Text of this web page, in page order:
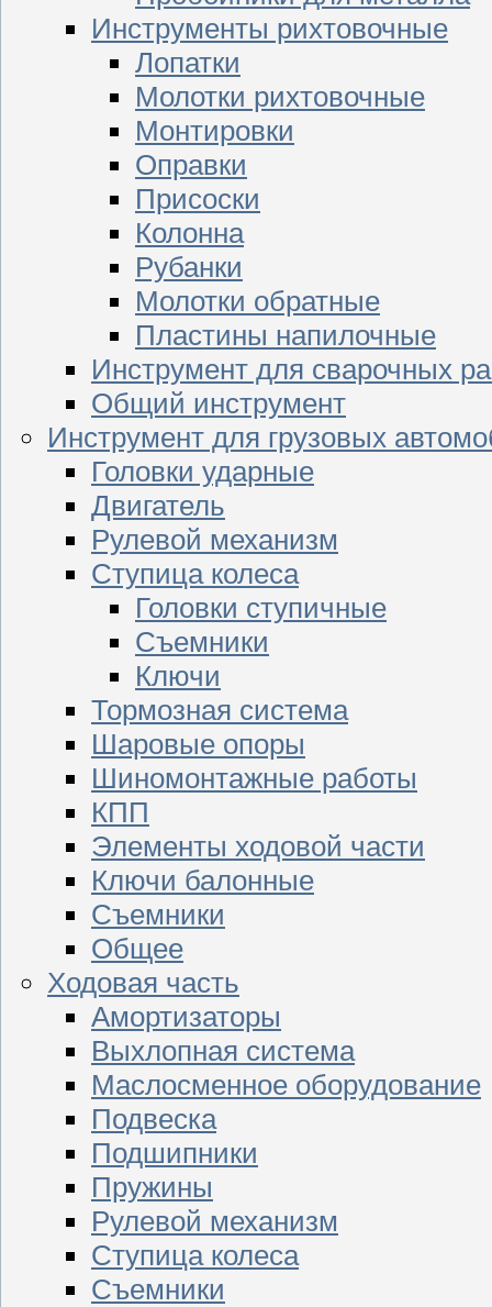
Инструменты рихтовочные
Лопатки
Молотки рихтовочные
Монтировки
Оправки
Присоски
Колонна
Рубанки
Молотки обратные
Пластины напилочные
Инструмент для сварочных
Общий инструмент
Инструмент для грузовых
Головки ударные
Двигатель
Рулевой механизм
Ступица колеса
Головки ступичные
Съемники
Ключи
Тормозная система
Шаровые опоры
Шиномонтажные работы
КПП
Элементы ходовой части
Ключи балонные
Съемники
Общее
Ходовая часть
Амортизаторы
Выхлопная система
Маслосменное оборудование
Подвеска
Подшипники
Пружины
Рулевой механизм
Ступица колеса
Съемники